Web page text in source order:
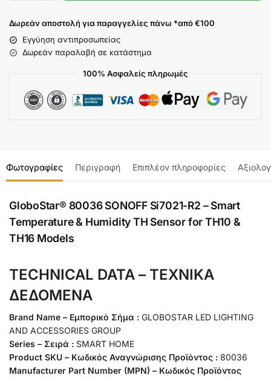
Δωρεάν αποστολή για παραγγελίες πάνω *από €100
Εγγύηση αντιπροσωπείας
Δωρεάν παραλαβή σε κατάστημα
100% Ασφαλείς πληρωμές
Φωτογραφίες Περιγραφή Επιπλέον πληροφορίες
GloboStar® 80036 SONOFF Si7021-R2 – Smart
Temperature & Humidity TH Sensor for TH10 &
TH16 Models
TECHNICAL DATA – ΤΕΧΝΙΚΑ
ΔΕΔΟΜΕΝΑ
Brand Name – Εμπορικό Σήμα : GLOBOSTAR LED LIGHTING
AND ACCESSORIES GROUP
Series – Σειρά : SMART HOME
Product SKU – Κωδικός Αναγνώρισης Προϊόντος : 80036
Manufacturer Part Number (MPN) – Κωδικός Προϊόντος